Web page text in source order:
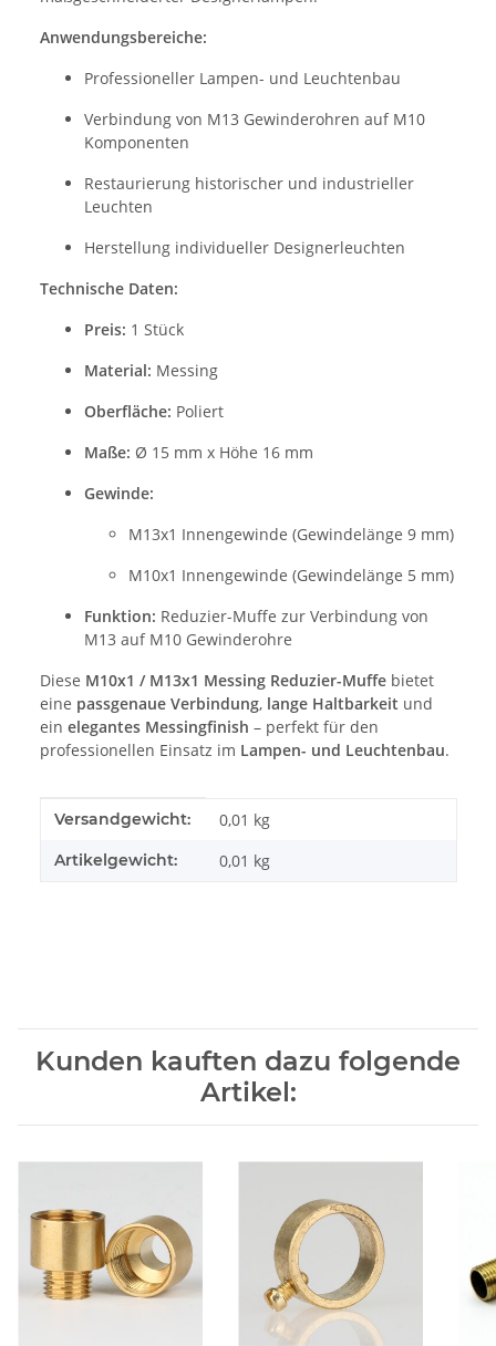
Anwendungsbereiche:
Professioneller Lampen- und Leuchtenbau
Verbindung von M13 Gewinderohren auf M10
Komponenten
Restaurierung historischer und industrieller
Leuchten
Herstellung individueller Designerleuchten
Technische Daten:
Preis: 1 Stück
Material: Messing
Oberfläche: Poliert
Maße: Ø 15 mm x Höhe 16 mm
Gewinde:
M13x1 Innengewinde (Gewindelänge 9 mm)
M10x1 Innengewinde (Gewindelänge 5 mm)
Funktion: Reduzier-Muffe zur Verbindung von
M13 auf M10 Gewinderohre
Diese M10x1 / M13x1 Messing Reduzier-Muffe bietet
eine passgenaue Verbindung, lange Haltbarkeit und
ein elegantes Messingfinish – perfekt für den
professionellen Einsatz im Lampen- und Leuchtenbau.
Produkteigenschaft
Wert
Versandgewicht: 0,01 kg
Artikelgewicht: 0,01 kg
Kunden kauften dazu folgende
Artikel: